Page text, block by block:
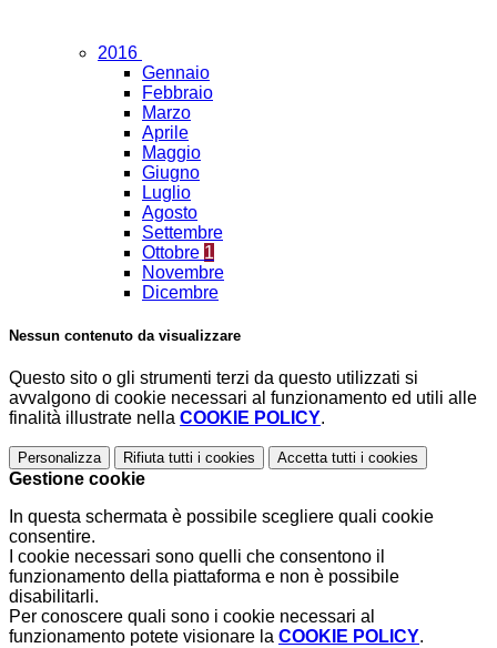
2016
Gennaio
Febbraio
Marzo
Aprile
Maggio
Giugno
Luglio
Agosto
Settembre
Ottobre 1
Novembre
Dicembre
Nessun contenuto da visualizzare
Questo sito o gli strumenti terzi da questo utilizzati si
avvalgono di cookie necessari al funzionamento ed utili alle
finalità illustrate nella COOKIE POLICY.
Personalizza Rifiuta tutti i cookies Accetta tutti i cookies
Gestione cookie
In questa schermata è possibile scegliere quali cookie
consentire.
I cookie necessari sono quelli che consentono il
funzionamento della piattaforma e non è possibile
disabilitarli.
Per conoscere quali sono i cookie necessari al
funzionamento potete visionare la COOKIE POLICY.